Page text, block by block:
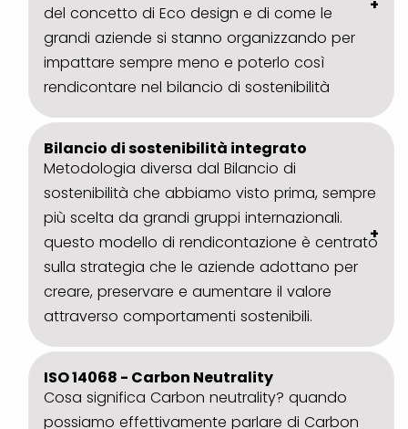
del concetto di Eco design e di come le
grandi aziende si stanno organizzando per
impattare sempre meno e poterlo così
rendicontare nel bilancio di sostenibilità
Bilancio di sostenibilità integrato
Metodologia diversa dal Bilancio di
sostenibilità che abbiamo visto prima, sempre
più scelta da grandi gruppi internazionali.
questo modello di rendicontazione è centrato
sulla strategia che le aziende adottano per
creare, preservare e aumentare il valore
attraverso comportamenti sostenibili.
ISO 14068 - Carbon Neutrality
Cosa significa Carbon neutrality? quando
possiamo effettivamente parlare di Carbon